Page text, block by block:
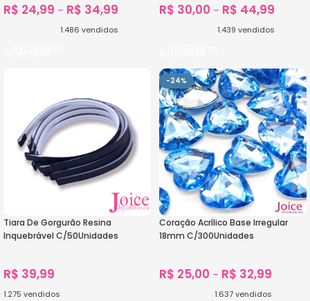
R$ 24,99 – R$ 34,99
1.486 vendidos
R$ 30,00 – R$ 44,99
1.439 vendidos
Tiara De Gorgurão Resina
Inquebrável C/50Unidades
R$ 39,99
1.275 vendidos
-24%
Coração Acrílico Base Irregular
18mm C/300Unidades
R$ 25,00 – R$ 32,99
1.637vendidos